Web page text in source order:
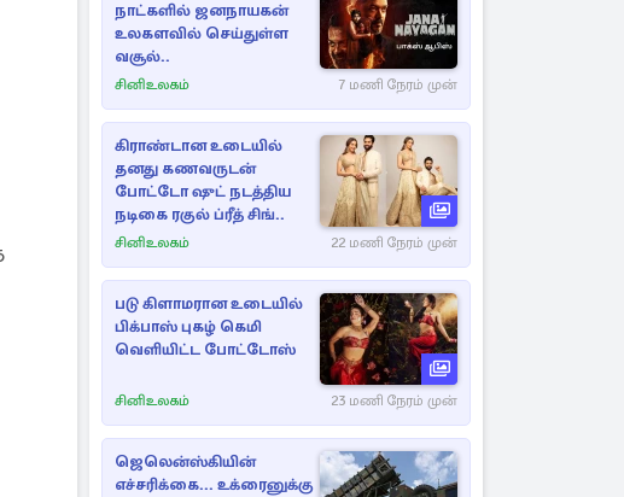
நாட்களில் ஜனநாயகன்
உலகளவில் செய்துள்ள
வசூல்..
சினிஉலகம் 7 மணி நேரம் முன்
கிராண்டான உடையில்
தனது கணவருடன்
போட்டோ ஷுட் நடத்திய
நடிகை ரகுல் ப்ரீத் சிங்..
சினிஉலகம் 22 மணி நேரம் முன்
படு கிளாமரான உடையில்
பிக்பாஸ் புகழ் கெமி
வெளியிட்ட போட்டோஸ்
சினிஉலகம் 23 மணி நேரம் முன்
ஜெலென்ஸ்கியின்
எச்சரிக்கை... உக்ரைனுக்கு